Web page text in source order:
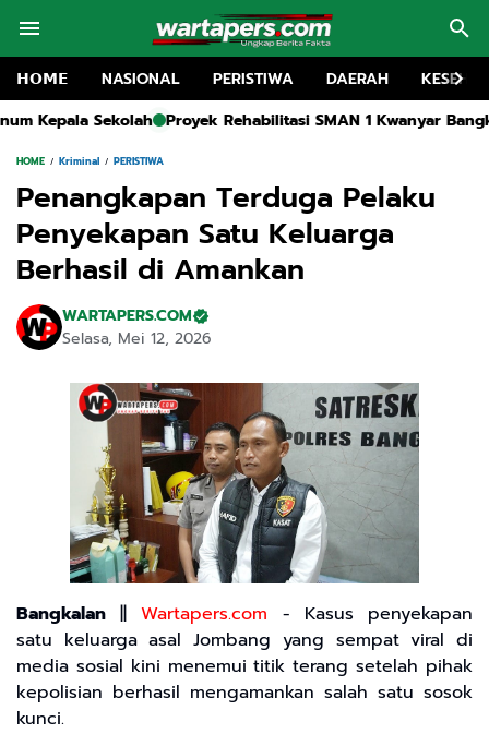
𝗛𝗢𝗠𝗘 NASIONAL PERISTIWA DAERAH
SMAN 1 Kwanyar Bangkalan Capai 80 Persen,
HOME Kriminal PERISTIWA
Penangkapan Terduga Pelaku
Penyekapan Satu Keluarga
Berhasil di Amankan
WARTAPERS.COM
Selasa, Mei 12, 2026
Bangkalan ||Wartapers.com - ​Kasus penyekapan
satu keluarga asal Jombang yang sempat viral di
media sosial kini menemui titik terang setelah pihak
kepolisian berhasil mengamankan salah satu sosok
kunci.